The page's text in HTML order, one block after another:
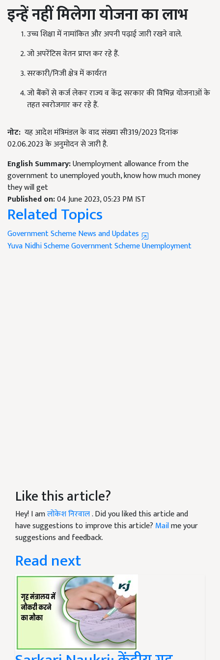
इन्हें नहीं मिलेगा योजना का लाभ
उच्च शिक्षा में नामांकित और अपनी पढ़ाई जारी रखने वाले.
जो अपरेंटिस वेतन प्राप्त कर रहे हैं.
सरकारी/निजी क्षेत्र में कार्यरत
जो बैंकों से कर्ज लेकर राज्य व केंद्र सरकार की विभिन्न योजनाओं के
तहत स्वरोजगार कर रहे हैं.
नोट: यह आदेश मंत्रिमंडल के वाद संख्या सीः319/2023दिनांक
02.06.2023के अनुमोदन से जारी है.
English Summary:Unemployment allowance from the
government to unemployed youth, know how much money
they will get
Published on:04 June 2023, 05:23 PM IST
Related Topics
Government Scheme News and Updates
Yuva Nidhi SchemeGovernment SchemeUnemployment
Like this article?
Hey! I amलोकेश निरवाल. Did you liked this article and
have suggestions to improve this article? Mailme your
suggestions and feedback.
Read next